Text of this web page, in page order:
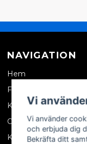
NAVIGATION
Hem
Företagskund
Kontakta oss
Om oss
Köpvillkor
Vi
Vi använder
och erbjuda dig
Bekräfta ditt